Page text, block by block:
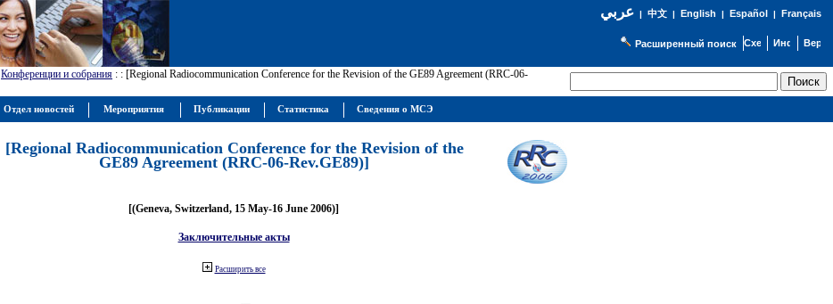
عربي| 中文| English | Español | Français
Расширенный поиск
Конференции и собрания : : [Regional Radiocommunication Conference for the Revision of the GE89 Agreement (RRC-06-
[Regional Radiocommunication Conference for the Revision of the
GE89 Agreement (RRC-06-Rev.GE89)]
[(Geneva, Switzerland, 15 May-16 June 2006)]
Заключительные акты
Расширить все
Отдел новостей Мероприятия Публикации Статистика Сведения о МСЭ